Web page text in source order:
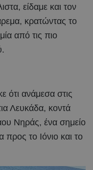
είδαμε και τον
κρατώντας το
από τις πιο
ότι ανάμεσα στις
Λευκάδα, κοντά
Νηράς, ένα σημείο
το Ιόνιο και το